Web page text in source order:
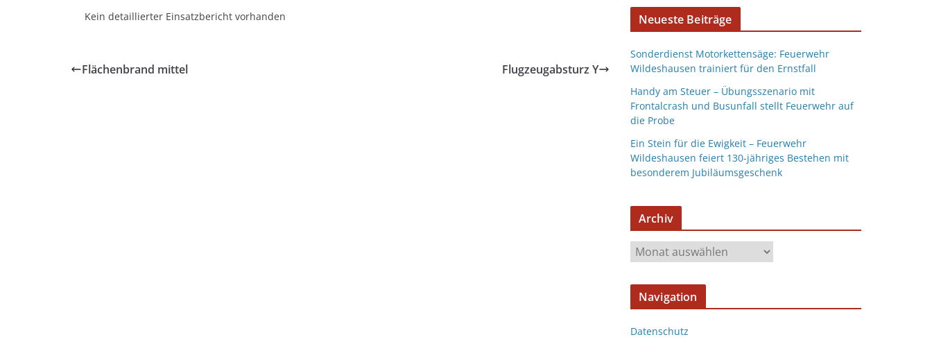
Kein detaillierter Einsatzbericht vorhanden
Flächenbrand mittel Flugzeugabsturz Y
Neueste Beiträge
Sonderdienst Motorkettensäge: Feuerwehr
Wildeshausen trainiert für den Ernstfall
Handy am Steuer – Übungsszenario mit
Frontalcrash und Busunfall stellt Feuerwehr auf
die Probe
Ein Stein für die Ewigkeit – Feuerwehr
Wildeshausen feiert 130-jähriges Bestehen mit
besonderem Jubiläumsgeschenk
Archiv
Navigation
Datenschutz